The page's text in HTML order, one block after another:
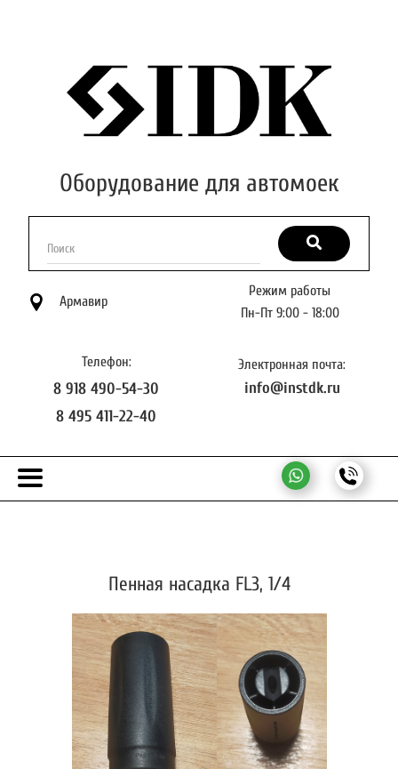
Оборудование для автомоек
Поиск
Армавир
Режим работы
Пн-Пт 9:00 - 18:00
Телефон:
8 918 490-54-30
8 495 411-22-40
Электронная почта:
info@instdk.ru
Пенная насадка FL3, 1/4